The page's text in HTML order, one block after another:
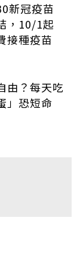
新冠疫苗
，10/1起
接種疫苗
由？每天吃
」恐短命